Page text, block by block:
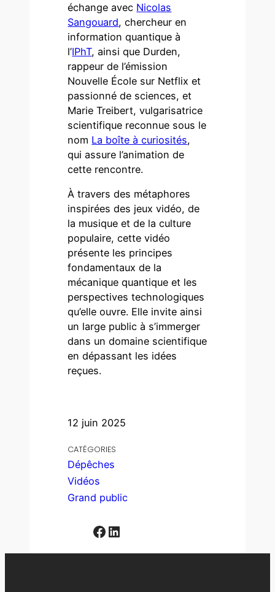
12 juin 2025
CATÉGORIES
Dépêches
Vidéos
Grand public
Facebook LinkedIn
échange avec Nicolas
Sangouard, chercheur en
information quantique à
l’IPhT, ainsi que Durden,
rappeur de l’émission
Nouvelle École sur Netflix et
passionné de sciences, et
Marie Treibert, vulgarisatrice
scientifique reconnue sous le
nom La boîte à curiosités,
qui assure l’animation de
cette rencontre.
À travers des métaphores
inspirées des jeux vidéo, de
la musique et de la culture
populaire, cette vidéo
présente les principes
fondamentaux de la
mécanique quantique et les
perspectives technologiques
qu’elle ouvre. Elle invite ainsi
un large public à s’immerger
dans un domaine scientifique
en dépassant les idées
reçues.